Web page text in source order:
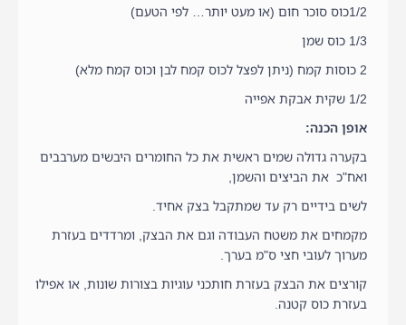
1/2כוס סוכר חום (או מעט יותר… לפי הטעם)
1/3 כוס שמן
2 כוסות קמח (ניתן לפצל לכוס קמח לבן וכוס קמח מלא)
1/2 שקית אבקת אפייה
אופן הכנה:
בקערה גדולה שמים ראשית את כל החומרים היבשים מערבבים
ואח"כ את הביצים והשמן,
לשים בידיים רק עד שמתקבל בצק אחיד.
מקמחים את משטח העבודה וגם את הבצק, ומרדדים בעזרת
מערוך לעובי חצי ס"מ בערך.
קורצים את הבצק בעזרת חותכני עוגיות בצורות שונות, או אפילו
בעזרת כוס קטנה.